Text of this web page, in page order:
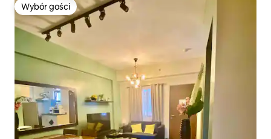
Wybór gości
Wybór gości